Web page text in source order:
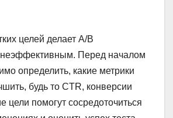
целей делает A/B
неэффективным. Перед началом
определить, какие метрики
будь то CTR, конверсии
цели помогут сосредоточиться